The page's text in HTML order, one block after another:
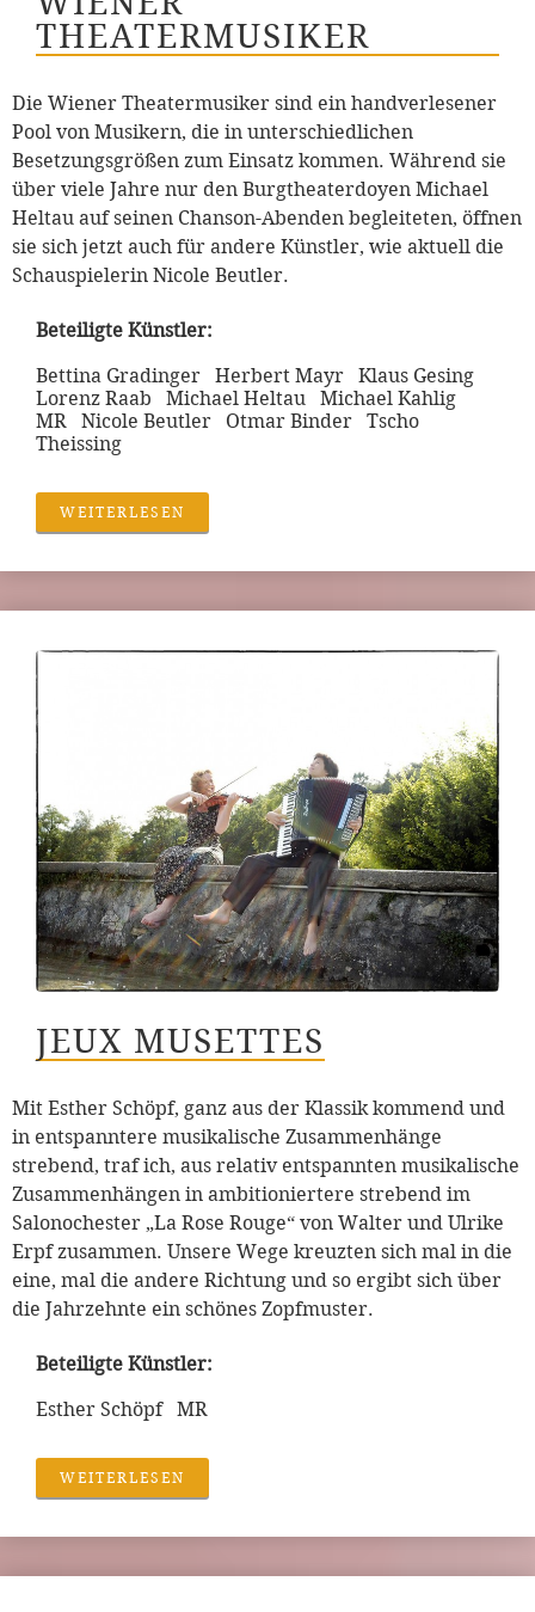
THEATERMUSIKER
Die Wiener Theatermusiker sind ein handverlesener
Pool von Musikern, die in unterschiedlichen
Besetzungsgrößen zum Einsatz kommen. Während sie
über viele Jahre nur den Burgtheaterdoyen Michael
Heltau auf seinen Chanson-Abenden begleiteten, öffnen
sie sich jetzt auch für andere Künstler, wie aktuell die
Schauspielerin Nicole Beutler.
Beteiligte Künstler:
Bettina Gradinger Herbert Mayr Klaus Gesing
Lorenz Raab Michael Heltau Michael Kahlig
MR Nicole Beutler Otmar Binder Tscho
Theissing
WEITERLESEN
JEUX MUSETTES
Mit Esther Schöpf, ganz aus der Klassik kommend und
in entspanntere musikalische Zusammenhänge
strebend, traf ich, aus relativ entspannten musikalische
Zusammenhängen in ambitioniertere strebend im
Salonochester „La Rose Rouge“ von Walter und Ulrike
Erpf zusammen. Unsere Wege kreuzten sich mal in die
eine, mal die andere Richtung und so ergibt sich über
die Jahrzehnte ein schönes Zopfmuster.
Beteiligte Künstler:
Esther Schöpf MR
WEITERLESEN